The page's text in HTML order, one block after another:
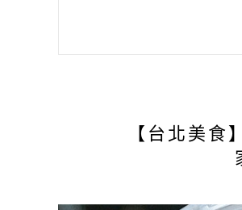
【台北美